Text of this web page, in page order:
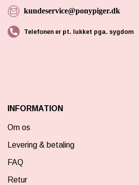
kundeservice@ponypiger.dk
Telefonen er pt. lukket pga. sygdom
INFORMATION
Om os
Levering & betaling
FAQ
Retur